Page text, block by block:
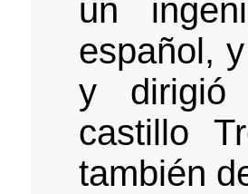
un
español,
y dirigió
castillo
también